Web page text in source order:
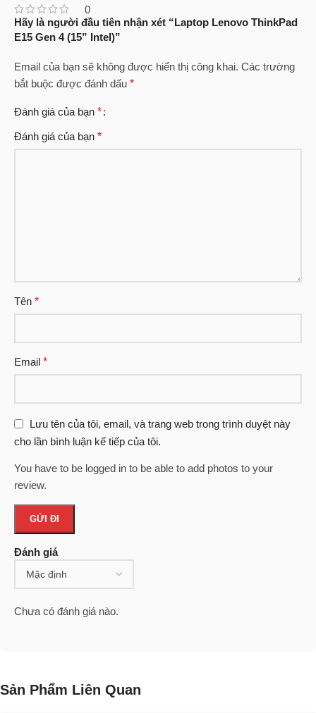
0
Đánh giá
Chưa có đánh giá nào.
Hãy là người đầu tiên nhận xét “Laptop Lenovo ThinkPad
E15 Gen 4 (15” Intel)”
Email của bạn sẽ không được hiển thị công khai. Các trường
bắt buộc được đánh dấu *
Đánh giá của bạn *
Đánh giá của bạn *
Tên *
Email *
Lưu tên của tôi, email, và trang web trong trình duyệt này
cho lần bình luận kế tiếp của tôi.
You have to be logged in to be able to add photos to your
review.
Sản Phẩm Liên Quan